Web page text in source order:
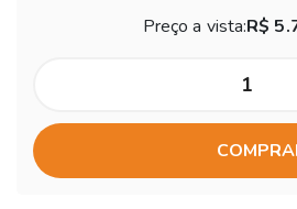
Preço a vista:R$